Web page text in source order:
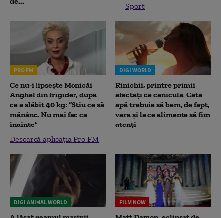
Sport
PRO FM
Ce nu-i lipsește Monicăi
Anghel din frigider, după
ce a slăbit 40 kg: “Știu ce să
mănânc. Nu mai fac ca
înainte”
Descarcă aplicația Pro FM
DIGI WORLD
Rinichii, printre primii
afectați de caniculă. Câtă
apă trebuie să bem, de fapt,
vara și la ce alimente să fim
atenți
DIGI ANIMAL WORLD FILM NOW